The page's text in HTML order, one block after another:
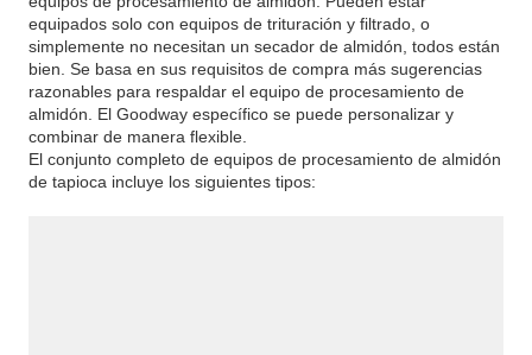
equipados solo con equipos de trituración y filtrado, o
simplemente no necesitan un secador de almidón, todos están
bien. Se basa en sus requisitos de compra más sugerencias
razonables para respaldar el equipo de procesamiento de
almidón. El Goodway específico se puede personalizar y
combinar de manera flexible.
El conjunto completo de equipos de procesamiento de almidón
de tapioca incluye los siguientes tipos: